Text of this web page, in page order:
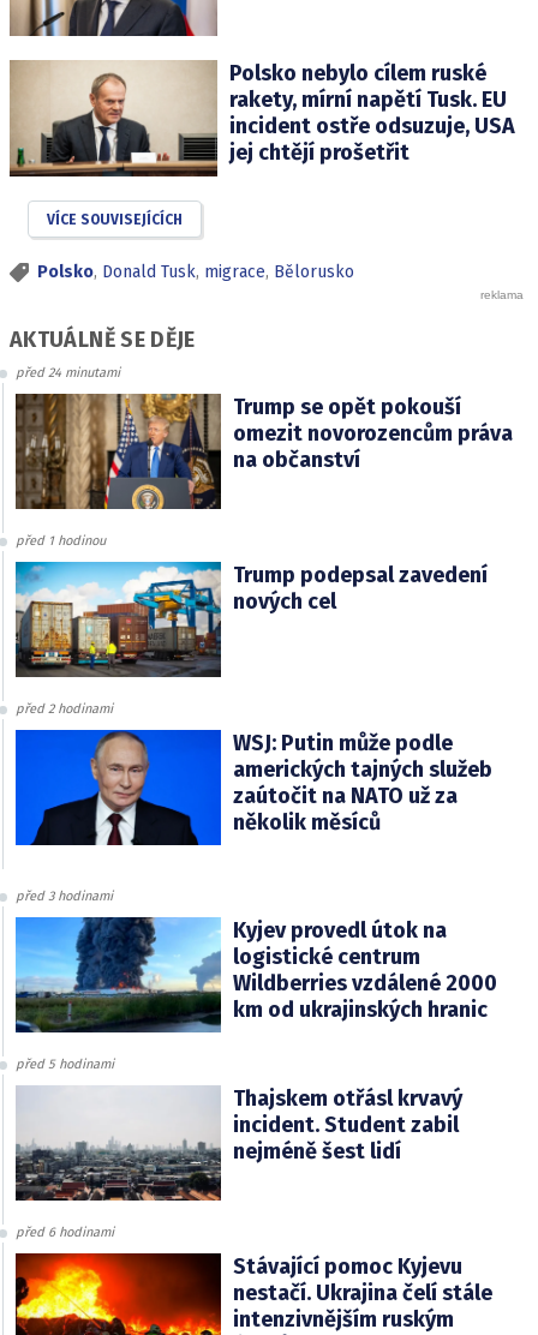
Polsko nebylo cílem ruské
rakety, mírní napětí Tusk. EU
incident ostře odsuzuje, USA
jej chtějí prošetřit
VÍCE SOUVISEJÍCÍCH
Polsko, Donald Tusk, migrace, Bělorusko
AKTUÁLNĚ SE DĚJE
před 24 minutami
Trump se opět pokouší
omezit novorozencům práva
na občanství
před 1 hodinou
Trump podepsal zavedení
nových cel
před 2 hodinami
WSJ: Putin může podle
amerických tajných služeb
zaútočit na NATO už za
několik měsíců
před 3 hodinami
Kyjev provedl útok na
logistické centrum
Wildberries vzdálené 2000
km od ukrajinských hranic
před 5 hodinami
Thajskem otřásl krvavý
incident. Student zabil
nejméně šest lidí
před 6 hodinami
Stávající pomoc Kyjevu
nestačí. Ukrajina čelí stále
intenzivnějším ruským